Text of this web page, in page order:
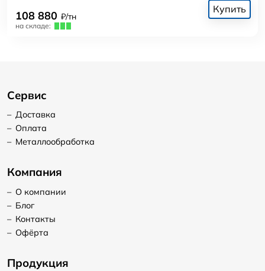
108 880 ₽/тн
на складе:
Купить
Сервис
– Доставка
– Оплата
– Металлообработка
Компания
– О компании
– Блог
– Контакты
– Офёрта
Продукция